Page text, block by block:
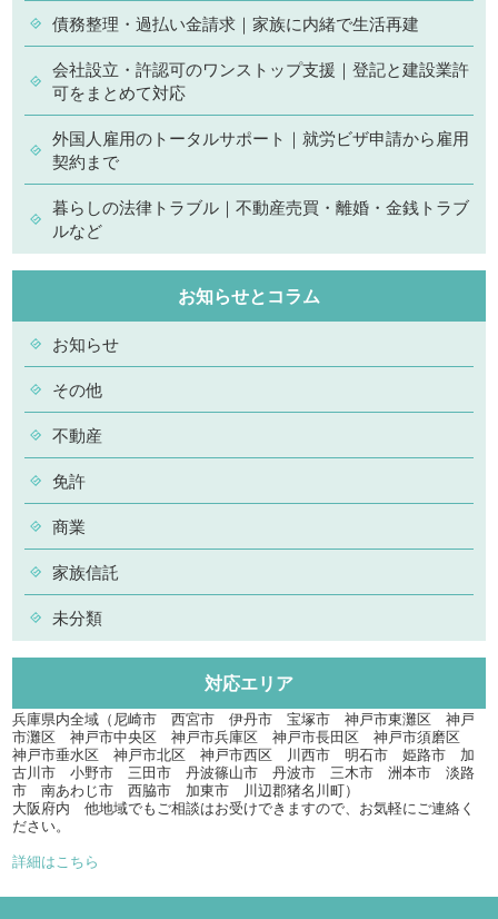
債務整理・過払い金請求｜家族に内緒で生活再建
会社設立・許認可のワンストップ支援｜登記と建設業許
可をまとめて対応
外国人雇用のトータルサポート｜就労ビザ申請から雇用
契約まで
暮らしの法律トラブル｜不動産売買・離婚・金銭トラブ
ルなど
お知らせとコラム
お知らせ
その他
不動産
免許
商業
家族信託
未分類
対応エリア
兵庫県内全域（尼崎市 西宮市 伊丹市 宝塚市 神戸市東灘区 神戸
市灘区 神戸市中央区 神戸市兵庫区 神戸市長田区 神戸市須磨区
神戸市垂水区 神戸市北区 神戸市西区 川西市 明石市 姫路市 加
古川市 小野市 三田市 丹波篠山市 丹波市 三木市 洲本市 淡路
市 南あわじ市 西脇市 加東市 川辺郡猪名川町）
大阪府内 他地域でもご相談はお受けできますので、お気軽にご連絡く
ださい。
詳細はこちら